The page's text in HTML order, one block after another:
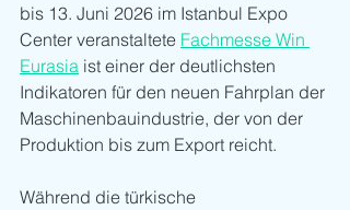
bis 13. Juni 2026 im Istanbul Expo
Center veranstaltete Fachmesse Win
Eurasia ist einer der deutlichsten
Indikatoren für den neuen Fahrplan der
Maschinenbauindustrie, der von der
Produktion bis zum Export reicht.
Während die türkische